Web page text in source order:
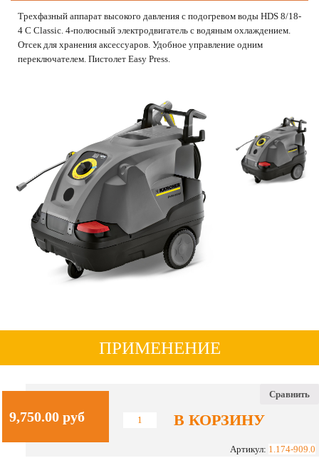
Трехфазный аппарат высокого давления с подогревом воды HDS 8/18-
4 C Classic. 4-полюсный электродвигатель с водяным охлаждением.
Отсек для хранения аксессуаров. Удобное управление одним
переключателем. Пистолет Easy Press.
ПРИМЕНЕНИЕ
9,750.00 руб
Количество
В КОРЗИНУ
Артикул: 1.174-909.0
Сравнить